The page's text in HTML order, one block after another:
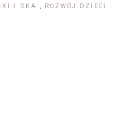
I SKA
ROZWÓJ DZIECI